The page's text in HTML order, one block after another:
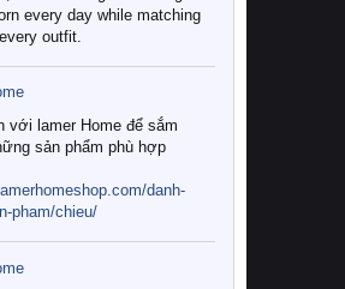
every day while matching
outfit.
với lamer Home để sắm
sản phẩm phù hợp
danh-
pham/chieu/